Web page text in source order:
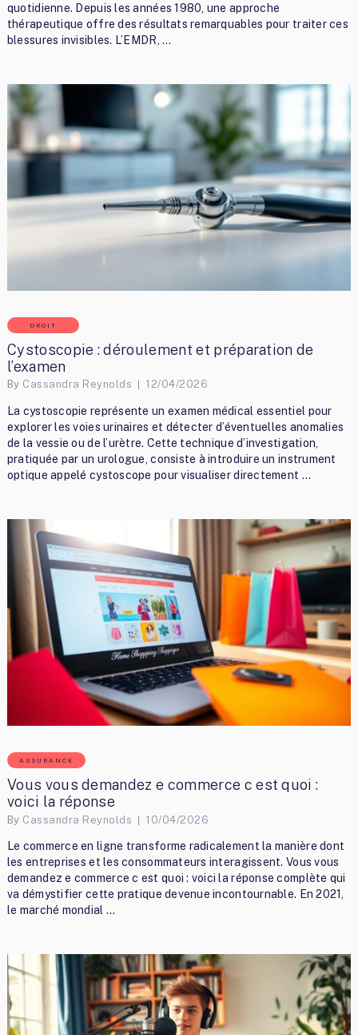
quotidienne. Depuis les années 1980, une approche
thérapeutique offre des résultats remarquables pour traiter ces
blessures invisibles. L’EMDR, …
DROIT
Cystoscopie : déroulement et préparation de
l’examen
By Cassandra Reynolds 12/04/2026
La cystoscopie représente un examen médical essentiel pour
explorer les voies urinaires et détecter d’éventuelles anomalies
de la vessie ou de l’urètre. Cette technique d’investigation,
pratiquée par un urologue, consiste à introduire un instrument
optique appelé cystoscope pour visualiser directement …
ASSURANCE
Vous vous demandez e commerce c est quoi :
voici la réponse
By Cassandra Reynolds 10/04/2026
Le commerce en ligne transforme radicalement la manière dont
les entreprises et les consommateurs interagissent. Vous vous
demandez e commerce c est quoi : voici la réponse complète qui
va démystifier cette pratique devenue incontournable. En 2021,
le marché mondial …